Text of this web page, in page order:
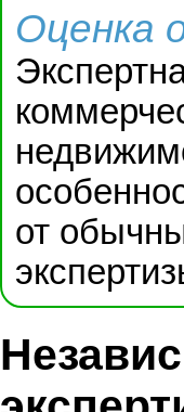
Оценка
от